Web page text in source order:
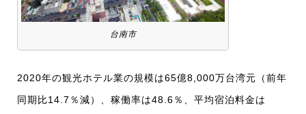
台南市
2020年の観光ホテル業の規模は65億8,000万台湾元（前年
同期比14.7％減）、稼働率は48.6％、平均宿泊料金は